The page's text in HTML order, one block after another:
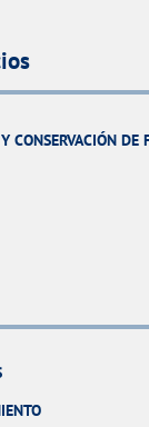
CONSERVACIÓN DE